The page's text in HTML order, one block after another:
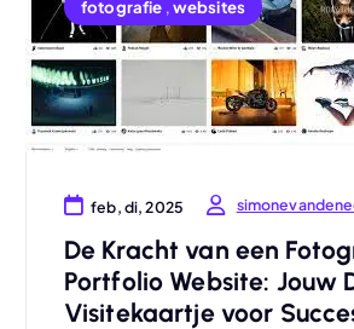
fotografie ,websites
feb, di, 2025
De Kracht van een
Portfolio Website: Jouw
Visitekaartje voor